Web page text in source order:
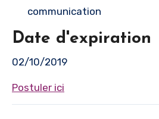
communication
Date d'expiration
02/10/2019
Postuler ici